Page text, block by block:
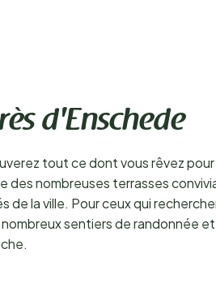
d'Enschede
tout ce dont vous rêvez
des nombreuses terrasses
de la ville. Pour ceux qui
sentiers de randonnée